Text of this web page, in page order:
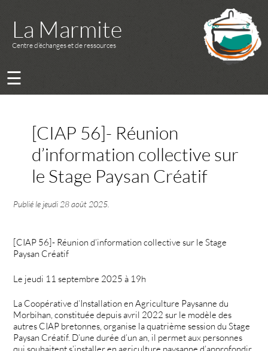
La Marmite
Centre d’échanges et de ressources
☰
[CIAP 56]- Réunion
d’information collective sur
le Stage Paysan Créatif
Publié le jeudi 28 août 2025
[CIAP 56]- Réunion d’information collective sur le Stage
Paysan Créatif
Le jeudi 11 septembre 2025 à 19h
La Coopérative d’Installation en Agriculture Paysanne du
Morbihan, constituée depuis avril 2022 sur le modèle des
autres CIAP bretonnes, organise la quatrième session du Stage
Paysan Créatif. D’une durée d’un an, il permet aux personnes